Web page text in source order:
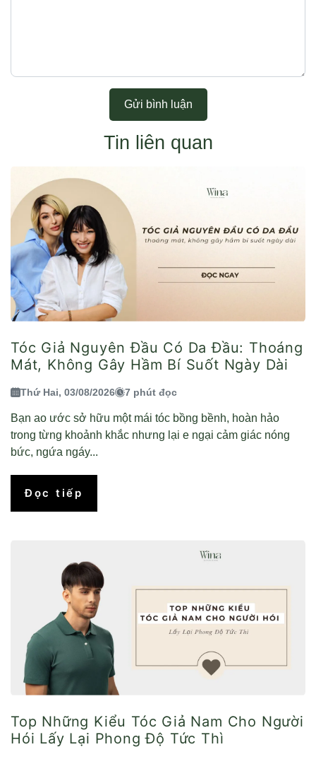
Gửi bình luận
Tin liên quan
Tóc Giả Nguyên Đầu Có Da Đầu: Thoáng
Mát, Không Gây Hầm Bí Suốt Ngày Dài
Thứ Hai, 03/08/2026 7 phút đọc
Bạn ao ước sở hữu một mái tóc bồng bềnh, hoàn hảo
trong từng khoảnh khắc nhưng lại e ngại cảm giác nóng
bức, ngứa ngáy...
Đọc tiếp
Top Những Kiểu Tóc Giả Nam Cho Người
Hói Lấy Lại Phong Độ Tức Thì